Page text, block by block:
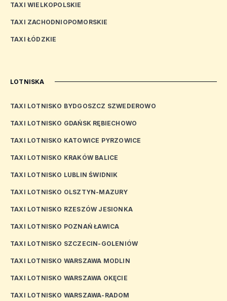
TAXI WIELKOPOLSKIE
TAXI ZACHODNIOPOMORSKIE
TAXI ŁÓDZKIE
LOTNISKA
TAXI LOTNISKO BYDGOSZCZ SZWEDEROWO
TAXI LOTNISKO GDAŃSK RĘBIECHOWO
TAXI LOTNISKO KATOWICE PYRZOWICE
TAXI LOTNISKO KRAKÓW BALICE
TAXI LOTNISKO LUBLIN ŚWIDNIK
TAXI LOTNISKO OLSZTYN-MAZURY
TAXI LOTNISKO RZESZÓW JESIONKA
TAXI LOTNISKO POZNAŃ ŁAWICA
TAXI LOTNISKO SZCZECIN-GOLENIÓW
TAXI LOTNISKO WARSZAWA MODLIN
TAXI LOTNISKO WARSZAWA OKĘCIE
TAXI LOTNISKO WARSZAWA-RADOM